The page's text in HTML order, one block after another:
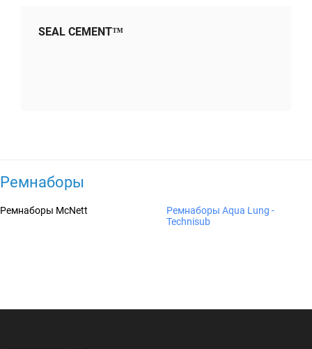
SEAL CEMENT™
Ремнаборы
Ремнаборы McNett
Ремнаборы Aqua Lung -
Technisub